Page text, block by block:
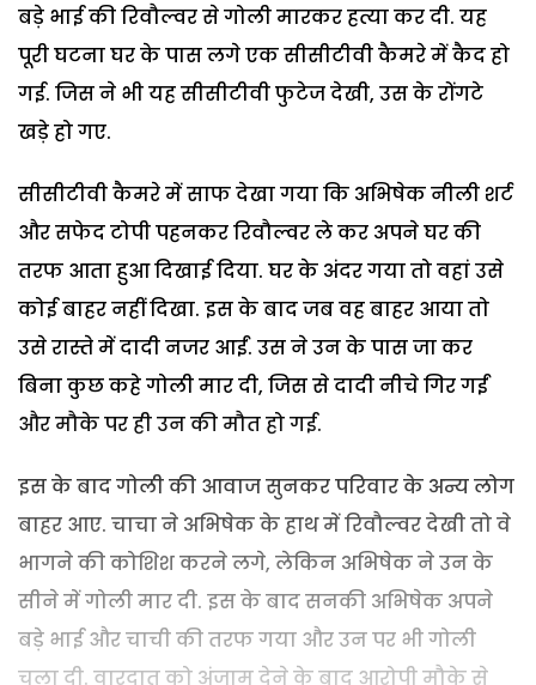
बड़े भाई की रिवौल्वर से गोली मारकर हत्या कर दी. यह
पूरी घटना घर के पास लगे एक सीसीटीवी कैमरे में कैद हो
गई. जिस ने भी यह सीसीटीवी फुटेज देखी, उस के रोंगटे
खड़े हो गए.
सीसीटीवी कैमरे में साफ देखा गया कि अभिषेक नीली शर्ट
और सफेद टोपी पहनकर रिवौल्वर ले कर अपने घर की
तरफ आता हुआ दिखाई दिया. घर के अंदर गया तो वहां उसे
कोई बाहर नहीं दिखा. इस के बाद जब वह बाहर आया तो
उसे रास्ते में दादी नजर आईं. उस ने उन के पास जा कर
बिना कुछ कहे गोली मार दी, जिस से दादी नीचे गिर गईं
और मौके पर ही उन की मौत हो गई.
इस के बाद गोली की आवाज सुनकर परिवार के अन्य लोग
बाहर आए. चाचा ने अभिषेक के हाथ में रिवौल्वर देखी तो वे
भागने की कोशिश करने लगे, लेकिन अभिषेक ने उन के
सीने में गोली मार दी. इस के बाद सनकी अभिषेक अपने
बड़े भाई और चाची की तरफ गया और उन पर भी गोली
चला दी. वारदात को अंजाम देने के बाद आरोपी मौके से